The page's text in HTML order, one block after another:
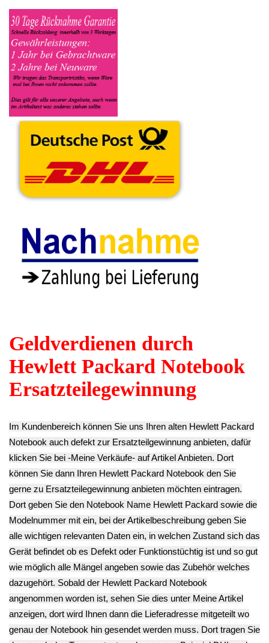
Gerät befindet ob es Defekt oder Funktionstüchtig ist und so gut
wie möglich alle Mängel angeben sowie das Zubehör welches
dazugehört. Sobald der Hewlett Packard Notebook
angenommen worden ist, sehen Sie dies unter Meine Artikel
anzeigen, dort wird Ihnen dann die Lieferadresse mitgeteilt wo
genau der Notebook hin gesendet werden muss. Dort tragen Sie
dann auch das Transportunternehmen zum Beispiel DHL und
die Sendungsnummer ein, so das man Nachvollziehen kann ob
Ihre Artikel auch angekommen ist.
Durch die Verkaufsstrategie von Myeparts erhalten Sie ein
Vielfaches mehr, als wenn Sie den Hewlett Packard Notebook
eigenhändig komplett verkaufen würden.
gefallen könnten
Touchpad
Flachbandkabel HP
15-bw062ng -2
Webcam Board
Modul 914519-
1X0 HP 15-
bw062ng -2
4GB DDR4
Arbeitsspeicher
RAM Adata PC4-
DVD Brenner
Super Multi HP 15-
bw062ng -2
** Endkundenpreis
zzgl.Versand
Gehäuse
Oberschale &
59.90€
** Endkundenpreis
TFT LCD Display
HP 15-bw062ng -2
24.90€
** Endkundenpreis
zzgl.Versand
TFT LCD Display
Bildschirm 15.6"
15-bw062ng -2
54.90€
** Endkundenpreis
zzgl.Versand
Power Switch
Einschalter Board
HP 15-bw062ng -2
9.90€
zzgl. Versand
Touchpad Schalter
Tasten Board LS-
bw062ng -2
12.90€
zzgl.Versand
Deutsch / English